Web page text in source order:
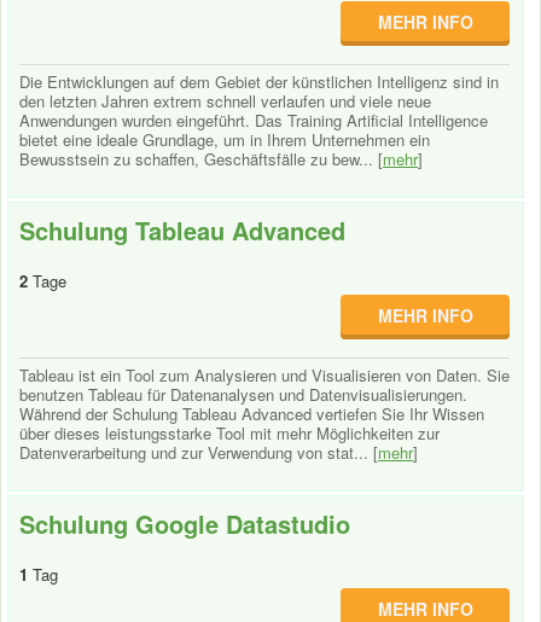
MEHR INFO
Die Entwicklungen auf dem Gebiet der künstlichen Intelligenz sind in
den letzten Jahren extrem schnell verlaufen und viele neue
Anwendungen wurden eingeführt. Das Training Artificial Intelligence
bietet eine ideale Grundlage, um in Ihrem Unternehmen ein
Bewusstsein zu schaffen, Geschäftsfälle zu bew... [mehr]
Schulung Tableau Advanced
2 Tage
MEHR INFO
Tableau ist ein Tool zum Analysieren und Visualisieren von Daten. Sie
benutzen Tableau für Datenanalysen und Datenvisualisierungen.
Während der Schulung Tableau Advanced vertiefen Sie Ihr Wissen
über dieses leistungsstarke Tool mit mehr Möglichkeiten zur
Datenverarbeitung und zur Verwendung von stat... [mehr]
Schulung Google Datastudio
1 Tag
MEHR INFO